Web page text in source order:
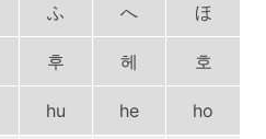
ふ へ ほ
후 헤 호
hu he ho